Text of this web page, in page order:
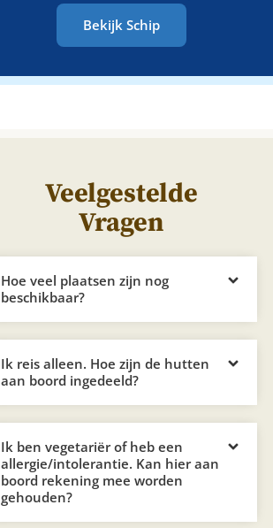
Bekijk Schip
Veelgestelde
Vragen
Hoe veel plaatsen zijn nog
beschikbaar?
Ik reis alleen. Hoe zijn de hutten
aan boord ingedeeld?
Ik ben vegetariër of heb een
allergie/intolerantie. Kan hier aan
boord rekening mee worden
gehouden?